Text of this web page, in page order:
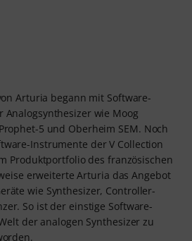
Arturia begann mit Software-
Analogsynthesizer wie Moog
5 und Oberheim SEM. Noch
Instrumente der V Collection
Produktportfolio des französischen
erweiterte Arturia das Angebot
wie Synthesizer, Controller-
So ist der einstige Software-
der analogen Synthesizer zu